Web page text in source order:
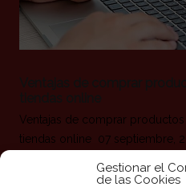
Gestionar el
de las Cookies
Ventajas de comprar
tiendas online
Ventajas de comprar
tiendas online 07
compañera en nuestras vidas,